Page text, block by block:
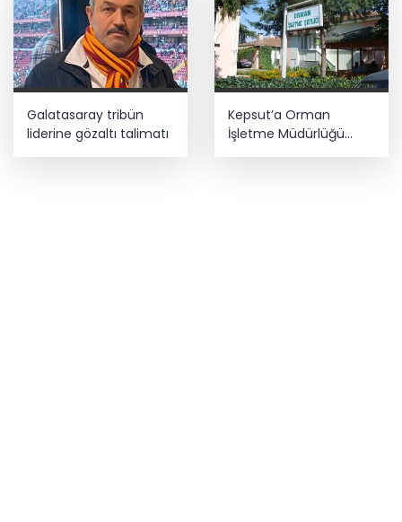
Galatasaray tribün
liderine gözaltı talimatı
Kepsut’a Orman
İşletme Müdürlüğü